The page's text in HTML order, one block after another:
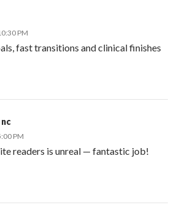
PM
fast transitions and clinical finishes
PM
readers is unreal — fantastic job!